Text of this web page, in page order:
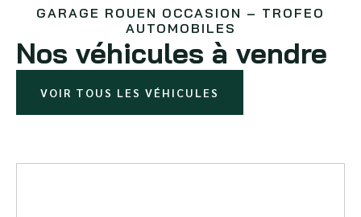
GARAGE ROUEN OCCASION – TROFEO
AUTOMOBILES
Nos véhicules à vendre
VOIR TOUS LES VÉHICULES